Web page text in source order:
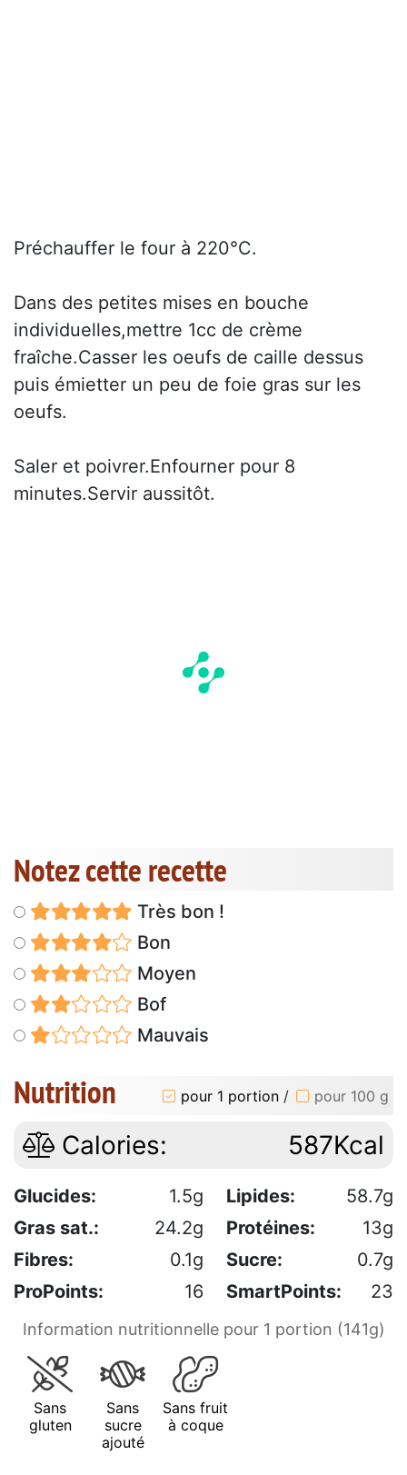
Préchauffer le four à 220°C.
Dans des petites mises en bouche
individuelles,mettre 1cc de crème
fraîche.Casser les oeufs de caille dessus
puis émietter un peu de foie gras sur les
oeufs.
Saler et poivrer.Enfourner pour 8
minutes.Servir aussitôt.
Notez cette recette
Très bon !
Bon
Moyen
Bof
Mauvais
Nutrition pour 1 portion / pour 100 g
Calories: 587Kcal
Glucides: 1.5g Lipides:
58.7g
Gras sat.:
24.2g Protéines:
13g
Fibres:
0.1g Sucre:
0.7g
ProPoints:
16 SmartPoints: 23
Information nutritionnelle pour 1 portion (141g)
Sans
gluten
Sans
sucre
ajouté
Sans fruit
à coque